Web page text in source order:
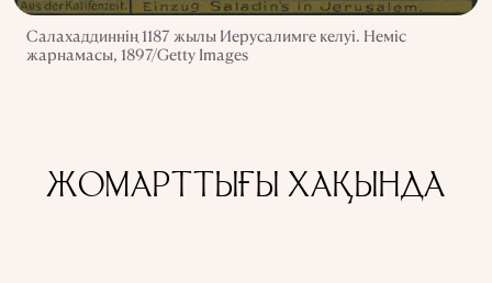
Салахаддиннің 1187 жылы Иерусалимге келуі. Неміс
жарнамасы, 1897/Getty Images
ЖОМАРТТЫҒЫ ХАҚЫНДА